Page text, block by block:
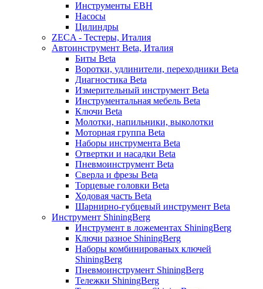
Инструменты EBH
Насосы
Цилиндры
ZECA - Тестеры, Италия
Автоинструмент Beta, Италия
Биты Beta
Воротки, удлинители, переходники Beta
Диагностика Beta
Измерительный инструмент Beta
Инструментальная мебель Beta
Ключи Beta
Молотки, напильники, выколотки
Моторная группа Beta
Наборы инструмента Beta
Отвертки и насадки Beta
Пневмоинструмент Beta
Сверла и фрезы Beta
Торцевые головки Beta
Ходовая часть Beta
Шарнирно-губцевый инструмент Beta
Инструмент ShiningBerg
Инструмент в ложементах ShiningBerg
Ключи разное ShiningBerg
Наборы комбинированых ключей
ShiningBerg
Пневмоинструмент ShiningBerg
Тележки ShiningBerg